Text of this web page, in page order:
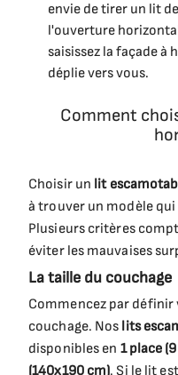
envie de tirer un lit
l'ouverture
saisissez la façade à
déplie vers vous.
Comment
Choisir un lit
à trouver un modèle
Plusieurs critères
éviter les mauvaises
La taille du couchage
Commencez par définir
couchage. Nos lits
disponibles en 1 place
(140x190 cm). Si le lit